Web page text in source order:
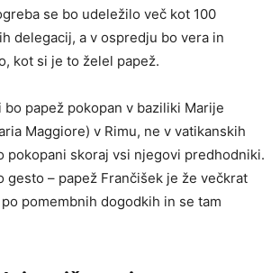
se bo udeležilo več kot 100
delegacij, a v ospredju bo vera in
kot si je to želel papež.
bo papež pokopan v baziliki Marije
Maggiore) v Rimu, ne v vatikanskih
pokopani skoraj vsi njegovi predhodniki.
gesto – papež Frančišek je že večkrat
pomembnih dogodkih in se tam